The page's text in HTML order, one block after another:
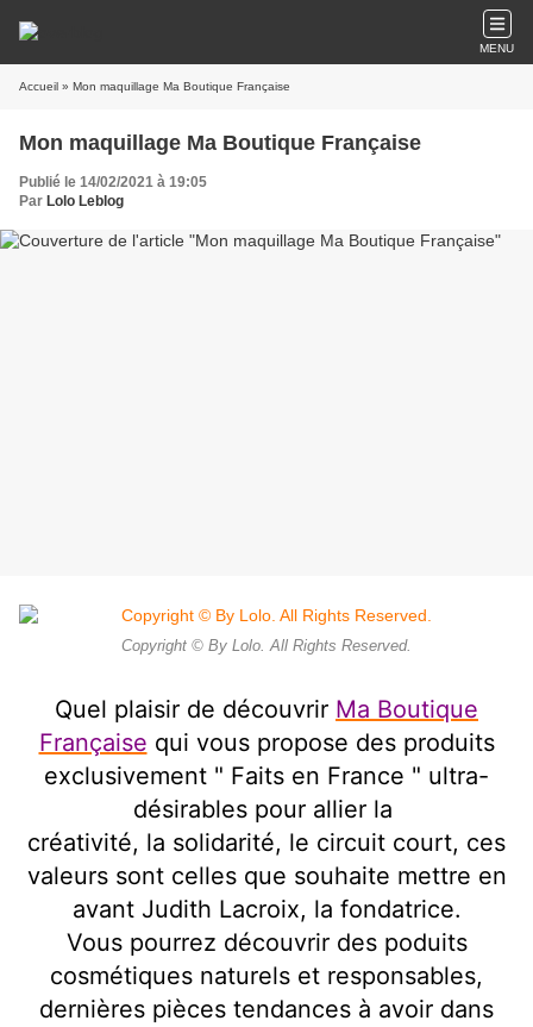
MENU
Accueil » Mon maquillage Ma Boutique Française
Mon maquillage Ma Boutique Française
Publié le 14/02/2021 à 19:05
Par Lolo Leblog
Copyright © By Lolo. All Rights Reserved.
Quel plaisir de découvrir Ma Boutique
Française qui vous propose des produits
exclusivement " Faits en France " ultra-
désirables pour allier la
créativité, la solidarité, le circuit court, ces
valeurs sont celles que souhaite mettre en
avant Judith Lacroix, la fondatrice.
Vous pourrez découvrir des poduits
cosmétiques naturels et responsables,
dernières pièces tendances à avoir dans